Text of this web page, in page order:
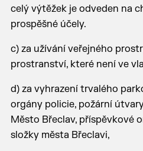
celý výtěžek je odveden na
prospěšné účely.
c) za užívání veřejného
prostranství, které není ve
d) za vyhrazení trvalého
orgány policie, požární
Město Břeclav, příspěvkové
složky města Břeclavi,